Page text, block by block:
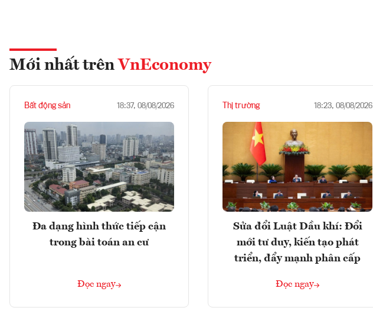
Mới nhất trên VnEconomy
Bất động sản 18:37, 08/08/2026
Đa dạng hình thức tiếp cận
trong bài toán an cư
Đọc ngay
Thị trường 18:23, 08/08/2026
Sửa đổi Luật Dầu khí: Đổi
mới tư duy, kiến tạo phát
triển, đẩy mạnh phân cấp
Đọc ngay